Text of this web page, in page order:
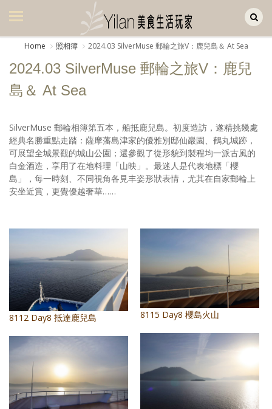
美食集
美飲集
廚房集
旅遊美食集
生活風
書房集
享樂隨手拍
照相簿
影音區
創意出版服務
歷史區
關於Yilan
Home 照相簿 2024.03 SilverMuse 郵輪之旅V：鹿兒島＆ At Sea
2024.03 SilverMuse 郵輪之旅V：鹿兒
島＆ At Sea
SilverMuse 郵輪相簿第五本，船抵鹿兒島。初度造訪，遂精挑幾處
經典名勝重點走踏：薩摩藩島津家的優雅別邸仙巖園、鶴丸城跡，
可展望全城景觀的城山公園；還參觀了從形貌到製程均一派古風的
白金酒造，享用了在地料理「山映」。最迷人是代表地標「櫻
島」，每一時刻、不同視角各見丰姿形狀表情，尤其在自家郵輪上
安坐近賞，更覺優越奢華……
8112 Day8 抵達鹿兒島 8115 Day8 櫻島火山